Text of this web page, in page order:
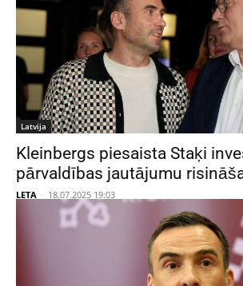
Latvija
Kleinbergs piesaista Staķi
pārvaldības jautājumu
LETA - 18.07.2025 19:03